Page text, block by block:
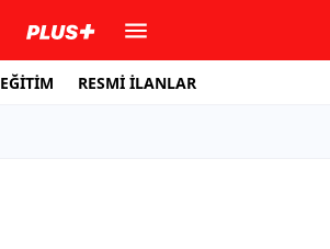
EĞİTİM RESMİ İLANLAR